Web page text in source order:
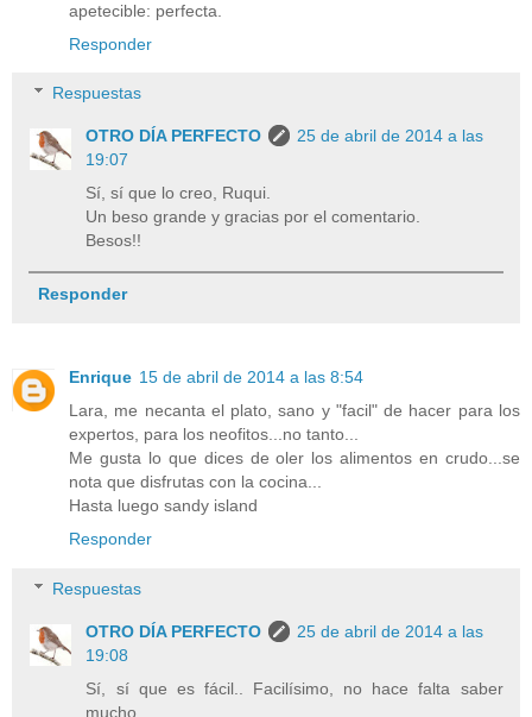
apetecible: perfecta.
Responder
Respuestas
OTRO DÍA PERFECTO
25 de abril de 2014 a las
19:07
Sí, sí que lo creo, Ruqui.
Un beso grande y gracias por el comentario.
Besos!!
Responder
Enrique 15 de abril de 2014 a las 8:54
Lara, me necanta el plato, sano y "facil" de hacer para los
expertos, para los neofitos...no tanto...
Me gusta lo que dices de oler los alimentos en crudo...se
nota que disfrutas con la cocina...
Hasta luego sandy island
Responder
Respuestas
OTRO DÍA PERFECTO
25 de abril de 2014 a las
19:08
Sí, sí que es fácil.. Facilísimo, no hace falta saber
mucho.